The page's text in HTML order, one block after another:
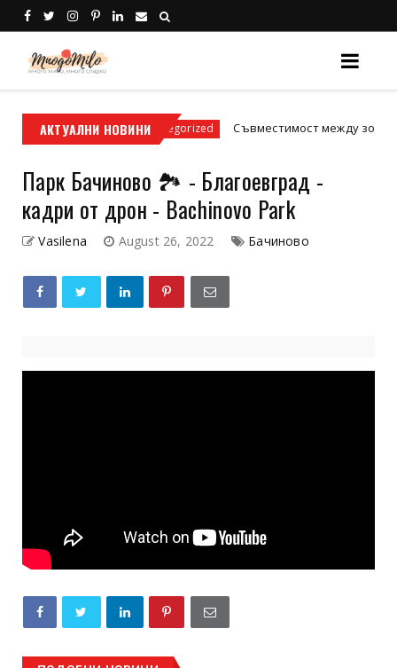
АКТУАЛНИ НОВИНИ
условия Uncategorized Съвместимост между зодиите:
Парк Бачиново 🏞 - Благоевград -
кадри от дрон - Bachinovo Park
Vasilena August 26, 2022 Бачиново